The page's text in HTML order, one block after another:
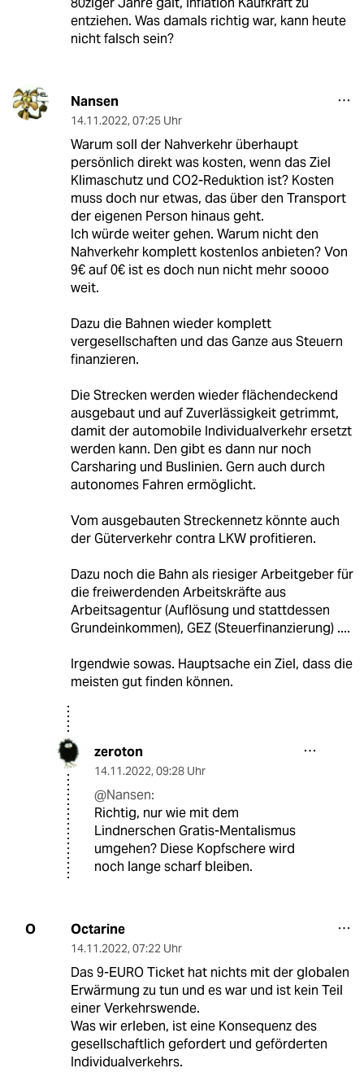
entziehen. Was damals richtig war, kann heute
nicht falsch sein?
Nansen
14.11.2022, 07:25 Uhr
Warum soll der Nahverkehr überhaupt
persönlich direkt was kosten, wenn das Ziel
Klimaschutz und CO2-Reduktion ist? Kosten
muss doch nur etwas, das über den Transport
der eigenen Person hinaus geht.
Ich würde weiter gehen. Warum nicht den
Nahverkehr komplett kostenlos anbieten? Von
9€ auf 0€ ist es doch nun nicht mehr soooo
weit.
Dazu die Bahnen wieder komplett
vergesellschaften und das Ganze aus Steuern
finanzieren.
Die Strecken werden wieder flächendeckend
ausgebaut und auf Zuverlässigkeit getrimmt,
damit der automobile Individualverkehr ersetzt
werden kann. Den gibt es dann nur noch
Carsharing und Buslinien. Gern auch durch
autonomes Fahren ermöglicht.
Vom ausgebauten Streckennetz könnte auch
der Güterverkehr contra LKW profitieren.
Dazu noch die Bahn als riesiger Arbeitgeber für
die freiwerdenden Arbeitskräfte aus
Arbeitsagentur (Auflösung und stattdessen
Grundeinkommen), GEZ (Steuerfinanzierung) ....
Irgendwie sowas. Hauptsache ein Ziel, dass die
meisten gut finden können.
zeroton
14.11.2022, 09:28 Uhr
@Nansen:
Richtig, nur wie mit dem
Lindnerschen Gratis-Mentalismus
umgehen? Diese Kopfschere wird
noch lange scharf bleiben.
O Octarine
14.11.2022, 07:22 Uhr
Das 9-EURO Ticket hat nichts mit der globalen
Erwärmung zu tun und es war und ist kein Teil
einer Verkehrswende.
Was wir erleben, ist eine Konsequenz des
gesellschaftlich gefordert und geförderten
Individualverkehrs.